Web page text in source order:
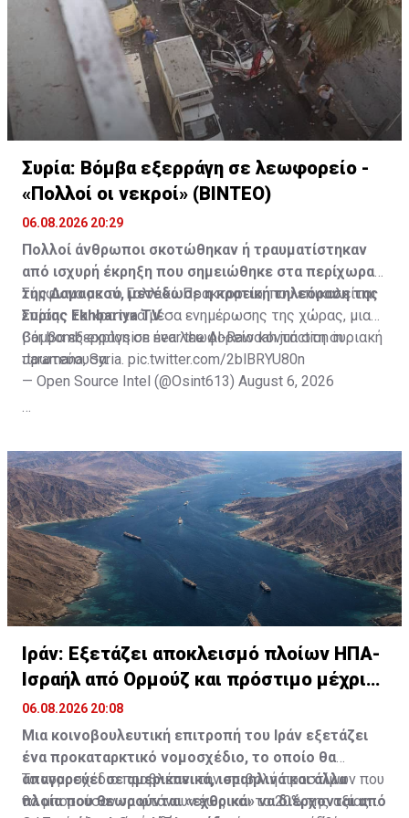
προφανώς παραπλανηθεί».
Συρία: Βόμβα εξερράγη σε λεωφορείο -
«Πολλοί οι νεκροί» (ΒΙΝΤΕΟ)
06.08.2026 20:29
Πολλοί άνθρωποι σκοτώθηκαν ή τραυματίστηκαν
από ισχυρή έκρηξη που σημειώθηκε στα περίχωρα
της Δαμασκού, μετέδωσε η κρατική τηλεόραση της
Συρίας Ekhbariya TV.
Σύμφωνα με το Γαλλικό Πρακτορείο, που επικαλείται
επίσης τα κρατικά μέσα ενημέρωσης της χώρας, μια
βόμβα εξερράγη σε ένα λεωφορείο κοντά στη συριακή
πρωτεύουσα.
Car bomb explosion near the Al-Rawdah junction in
Jaramana, Syria. pic.twitter.com/2blBRYU80n
— Open Source Intel (@Osint613) August 6, 2026
Ιράν: Εξετάζει αποκλεισμό πλοίων ΗΠΑ-
Ισραήλ από Ορμούζ και πρόστιμο μέχρι
20%
06.08.2026 20:08
Μια κοινοβουλευτική επιτροπή του Ιράν εξετάζει
ένα προκαταρκτικό νομοσχέδιο, το οποίο θα
απαγορεύει σε αμερικανικά, ισραηλινά και άλλα
πλοία που θεωρούνται «εχθρικά» να διέρχονται από
Το νομοσχέδιο προβλέπει την επιβολή προστίμων που
θα μπορούσαν να φτάνουν έως και το 20% της αξίας